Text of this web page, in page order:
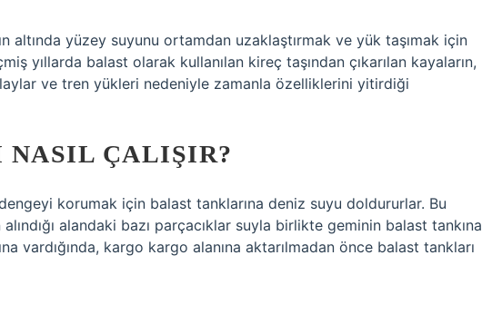
altında yüzey suyunu ortamdan uzaklaştırmak ve yük taşımak için
yıllarda balast olarak kullanılan kireç taşından çıkarılan kayaların,
ve tren yükleri nedeniyle zamanla özelliklerini yitirdiği
NASIL ÇALIŞIR?
korumak için balast tanklarına deniz suyu doldururlar. Bu
alandaki bazı parçacıklar suyla birlikte geminin balast tankına
vardığında, kargo kargo alanına aktarılmadan önce balast tankları